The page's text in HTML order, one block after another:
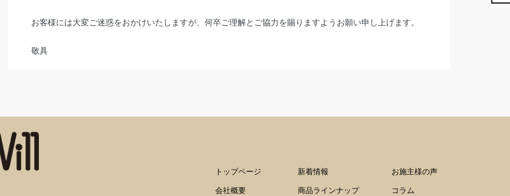
お客様には大変ご迷惑をおかけいたしますが、何卒ご理解とご協力を賜りますようお願い申し上げます。
敬具
トップページ
会社概要
新着情報
商品ラインナップ
お施主様の声
コラム